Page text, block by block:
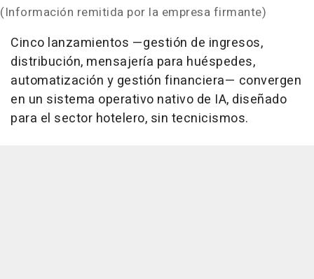
(Información remitida por la empresa firmante)
Cinco lanzamientos —gestión de ingresos,
distribución, mensajería para huéspedes,
automatización y gestión financiera— convergen
en un sistema operativo nativo de IA, diseñado
para el sector hotelero, sin tecnicismos.